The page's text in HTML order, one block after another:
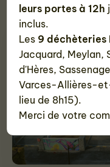
leurs portes à 12h
inclus.
Les 9 déchèteries
Jacquard,
d'Hères,
Varces-Allières-
lieu de 8h15).
Merci de votre
20 rue Jacquard,